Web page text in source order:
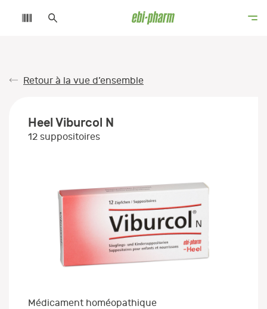
Retour à la vue d’ensemble
Heel Viburcol N
12 suppositoires
Médicament homéopathique